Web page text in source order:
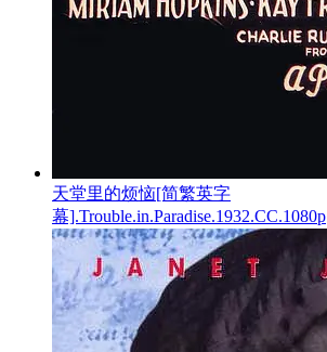
天堂里的烦恼[简繁英字
幕].Trouble.in.Paradise.1932.CC.1080p